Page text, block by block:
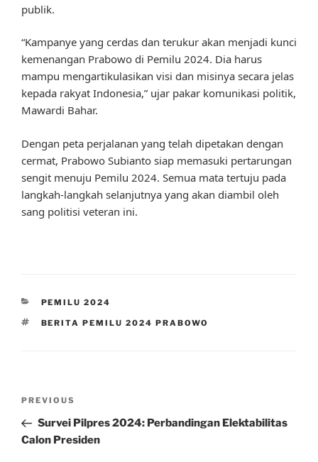
publik.
“Kampanye yang cerdas dan terukur akan menjadi kunci
kemenangan Prabowo di Pemilu 2024. Dia harus
mampu mengartikulasikan visi dan misinya secara jelas
kepada rakyat Indonesia,” ujar pakar komunikasi politik,
Mawardi Bahar.
Dengan peta perjalanan yang telah dipetakan dengan
cermat, Prabowo Subianto siap memasuki pertarungan
sengit menuju Pemilu 2024. Semua mata tertuju pada
langkah-langkah selanjutnya yang akan diambil oleh
sang politisi veteran ini.
CATEGORIES
PEMILU 2024
TAGS
BERITA PEMILU 2024 PRABOWO
Previous
Post
PREVIOUS
Survei Pilpres 2024: Perbandingan Elektabilitas
Calon Presiden